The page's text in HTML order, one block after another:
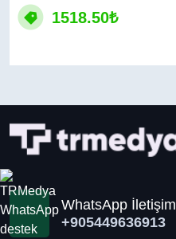
1518.50₺
WhatsApp İletişim
+905449636913